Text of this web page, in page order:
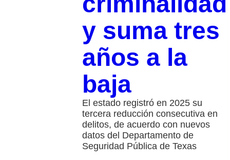
y suma tres
años a la
baja
El estado registró en 2025 su
tercera reducción consecutiva en
delitos, de acuerdo con nuevos
datos del Departamento de
Seguridad Pública de Texas